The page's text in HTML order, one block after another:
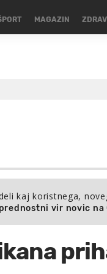
MAGAZIN
kaj koristnega,
prednostni vir novic na